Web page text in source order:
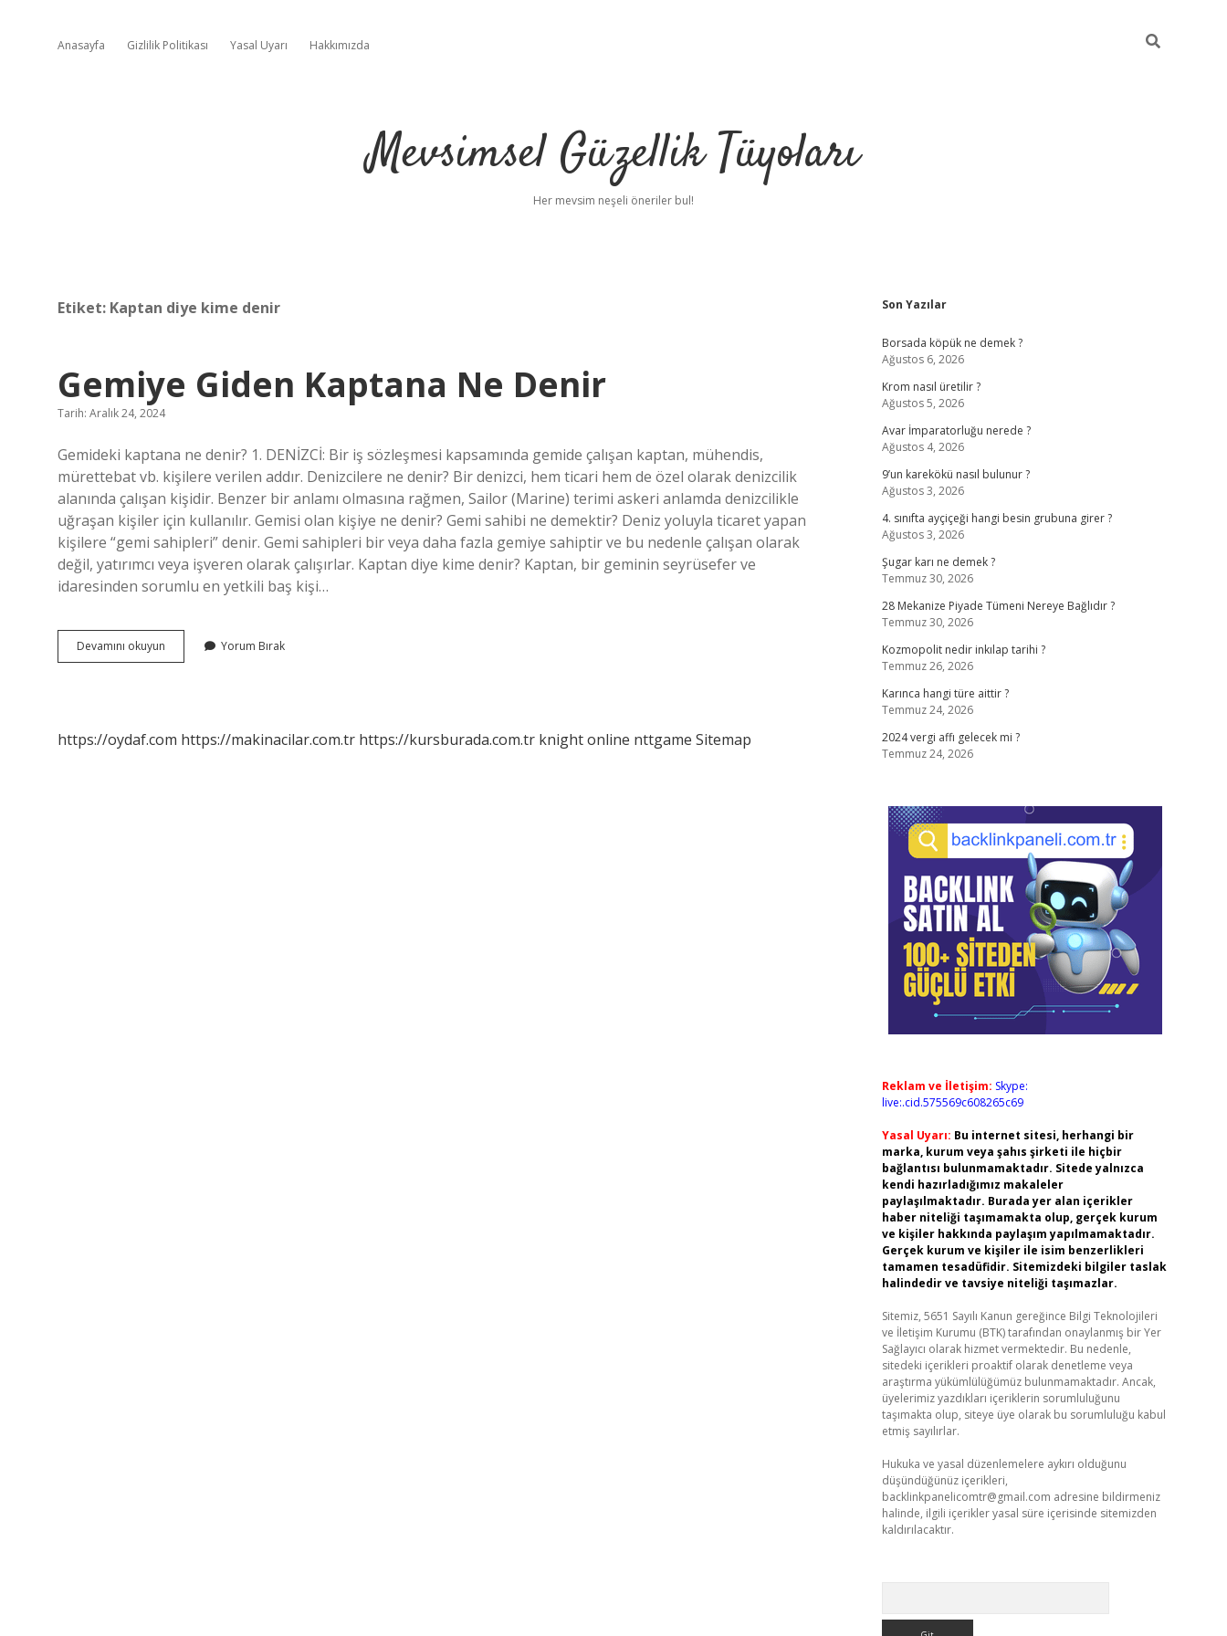
Anasayfa Gizlilik Politikası Yasal Uyarı Hakkımızda
Mevsimsel Güzellik Tüyoları
Her mevsim neşeli öneriler bul!
Etiket: Kaptan diye kime denir
Gemiye Giden Kaptana Ne Denir
Tarih: Aralık 24, 2024
Gemideki kaptana ne denir? 1. DENİZCİ: Bir iş sözleşmesi kapsamında gemide çalışan kaptan, mühendis,
mürettebat vb. kişilere verilen addır. Denizcilere ne denir? Bir denizci, hem ticari hem de özel olarak denizcilik
alanında çalışan kişidir. Benzer bir anlamı olmasına rağmen, Sailor (Marine) terimi askeri anlamda denizcilikle
uğraşan kişiler için kullanılır. Gemisi olan kişiye ne denir? Gemi sahibi ne demektir? Deniz yoluyla ticaret yapan
kişilere “gemi sahipleri” denir. Gemi sahipleri bir veya daha fazla gemiye sahiptir ve bu nedenle çalışan olarak
değil, yatırımcı veya işveren olarak çalışırlar. Kaptan diye kime denir? Kaptan, bir geminin seyrüsefer ve
idaresinden sorumlu en yetkili baş kişi…
Devamını okuyun
Giden
Yorum Bırak
https://oydaf.com https://makinacilar.com.tr https://kursburada.com.tr knight online nttgame Sitemap
Sidebar
Son Yazılar
Borsada köpük ne demek ?
Ağustos 6, 2026
Krom nasıl üretilir ?
Ağustos 5, 2026
Avar İmparatorluğu nerede ?
Ağustos 4, 2026
9’un karekökü nasıl bulunur ?
Ağustos 3, 2026
4. sınıfta ayçiçeği hangi besin grubuna girer ?
Ağustos 3, 2026
Şugar karı ne demek ?
Temmuz 30, 2026
28 Mekanize Piyade Tümeni Nereye Bağlıdır ?
Temmuz 30, 2026
Kozmopolit nedir inkılap tarihi ?
Temmuz 26, 2026
Karınca hangi türe aittir ?
Temmuz 24, 2026
2024 vergi affı gelecek mi ?
Temmuz 24, 2026
Reklam ve İletişim: Skype:
live:.cid.575569c608265c69
Yasal Uyarı: Bu internet sitesi, herhangi bir
marka, kurum veya şahıs şirketi ile hiçbir
bağlantısı bulunmamaktadır. Sitede yalnızca
kendi hazırladığımız makaleler
paylaşılmaktadır. Burada yer alan içerikler
haber niteliği taşımamakta olup, gerçek kurum
ve kişiler hakkında paylaşım yapılmamaktadır.
Gerçek kurum ve kişiler ile isim benzerlikleri
tamamen tesadüfidir. Sitemizdeki bilgiler taslak
halindedir ve tavsiye niteliği taşımazlar.
Sitemiz, 5651 Sayılı Kanun gereğince Bilgi Teknolojileri
ve İletişim Kurumu (BTK) tarafından onaylanmış bir Yer
Sağlayıcı olarak hizmet vermektedir. Bu nedenle,
sitedeki içerikleri proaktif olarak denetleme veya
araştırma yükümlülüğümüz bulunmamaktadır. Ancak,
üyelerimiz yazdıkları içeriklerin sorumluluğunu
taşımakta olup, siteye üye olarak bu sorumluluğu kabul
etmiş sayılırlar.
Hukuka ve yasal düzenlemelere aykırı olduğunu
düşündüğünüz içerikleri,
backlinkpanelicomtr@gmail.com adresine bildirmeniz
halinde, ilgili içerikler yasal süre içerisinde sitemizden
kaldırılacaktır.
betcihiltonbet giriş